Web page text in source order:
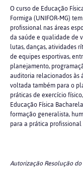
O curso de Educação
Formiga (UNIFOR-MG)
profissional nas áreas
da saúde e qualidade de
lutas, danças, atividades
de equipes esportivas,
planejamento,
auditoria relacionados às
voltada também para o
práticas de exercício
Educação Física
formação generalista,
para a prática
Autorização Resolução